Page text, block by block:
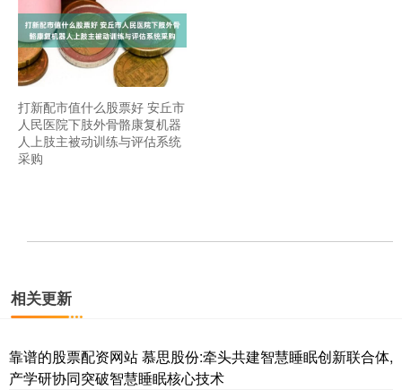
打新配市值什么股票好 安丘市
人民医院下肢外骨骼康复机器
人上肢主被动训练与评估系统
采购
相关更新
靠谱的股票配资网站 慕思股份:牵头共建智慧睡眠创新联合体,
产学研协同突破智慧睡眠核心技术